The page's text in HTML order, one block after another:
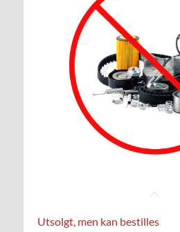
Utsolgt, men kan bestilles